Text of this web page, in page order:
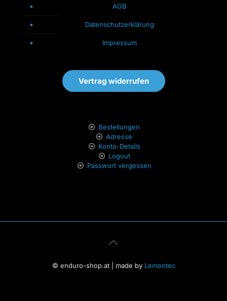
AGB
Datenschutzerklärung
Impressum
Vertrag widerrufen
Bestellungen
Adresse
Konto-Details
Logout
Passwort vergessen
© enduro-shop.at | made by Lemontec